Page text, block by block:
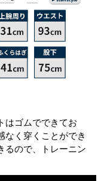
はゴムでできてお
なく穿くことができ
るので、トレーニン